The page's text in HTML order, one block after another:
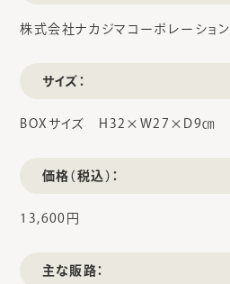
株式会社ナカジマコーポレーション
サイズ：
BOXサイズ H32×W27×D9㎝
価格（税込）：
13,600円
主な販路：